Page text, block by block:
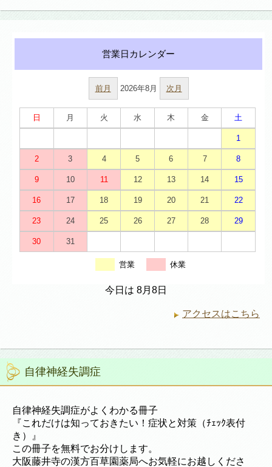
前月 2026年8月 次月
日 月 火 水 木 金 土
1
2 3 4 5 6 7 8
9 10 11 12 13 14 15
16 17 18 19 20 21 22
23 24 25 26 27 28 29
30 31
営業 休業
今日は 8月8日
アクセスはこちら
自律神経失調症
自律神経失調症がよくわかる冊子
『これだけは知っておきたい！症状と対策（ﾁｪｯｸ表付
き）』
この冊子を無料でお分けします。
大阪藤井寺の漢方百草園薬局へお気軽にお越しくださ